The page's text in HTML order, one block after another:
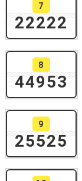
7
22222
8
44953
9
25525